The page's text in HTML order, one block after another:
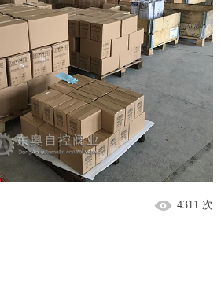
4311 次